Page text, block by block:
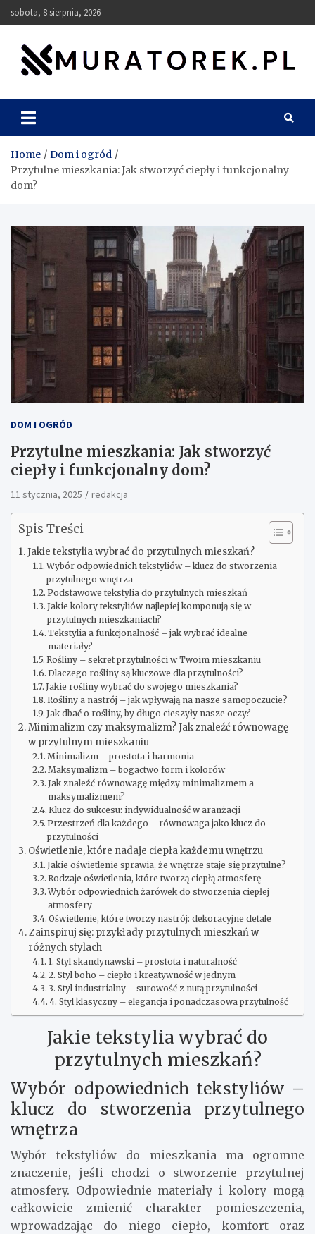
Skip
to
sobota, 8 sierpnia, 2026
muratorek.pl
Home
Dom i ogród
Przytulne mieszkania: Jak stworzyć ciepły i funkcjonalny
dom?
DOM I OGRÓD
Przytulne mieszkania: Jak stworzyć
ciepły i funkcjonalny dom?
11 stycznia, 2025 redakcja
Spis Treści
Jakie tekstylia wybrać do przytulnych mieszkań?
Wybór odpowiednich tekstyliów – klucz do stworzenia
przytulnego wnętrza
Podstawowe tekstylia do przytulnych mieszkań
Jakie kolory tekstyliów najlepiej komponują się w
przytulnych mieszkaniach?
Tekstylia a funkcjonalność – jak wybrać idealne
materiały?
Rośliny – sekret przytulności w Twoim mieszkaniu
Dlaczego rośliny są kluczowe dla przytulności?
Jakie rośliny wybrać do swojego mieszkania?
Rośliny a nastrój – jak wpływają na nasze samopoczucie?
Jak dbać o rośliny, by długo cieszyły nasze oczy?
Minimalizm czy maksymalizm? Jak znaleźć równowagę
w przytulnym mieszkaniu
Minimalizm – prostota i harmonia
Maksymalizm – bogactwo form i kolorów
Jak znaleźć równowagę między minimalizmem a
maksymalizmem?
Klucz do sukcesu: indywidualność w aranżacji
Przestrzeń dla każdego – równowaga jako klucz do
przytulności
Oświetlenie, które nadaje ciepła każdemu wnętrzu
Jakie oświetlenie sprawia, że wnętrze staje się przytulne?
Rodzaje oświetlenia, które tworzą ciepłą atmosferę
Wybór odpowiednich żarówek do stworzenia ciepłej
atmosfery
Oświetlenie, które tworzy nastrój: dekoracyjne detale
Zainspiruj się: przykłady przytulnych mieszkań w
różnych stylach
1. Styl skandynawski – prostota i naturalność
2. Styl boho – ciepło i kreatywność w jednym
3. Styl industrialny – surowość z nutą przytulności
4. Styl klasyczny – elegancja i ponadczasowa przytulność
Jakie tekstylia wybrać do
przytulnych mieszkań?
Wybór odpowiednich tekstyliów –
klucz do stworzenia przytulnego
wnętrza
Wybór tekstyliów do mieszkania ma ogromne
znaczenie, jeśli chodzi o stworzenie przytulnej
atmosfery. Odpowiednie materiały i kolory mogą
całkowicie zmienić charakter pomieszczenia,
wprowadzając do niego ciepło, komfort oraz